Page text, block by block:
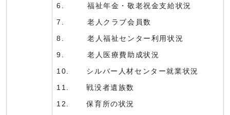
6. 福祉年金・敬老祝金支給状況
7. 老人クラブ会員数
8. 老人福祉センター利用状況
9. 老人医療費助成状況
10. シルバー人材センター就業状況
11. 戦没者遺族数
12. 保育所の状況